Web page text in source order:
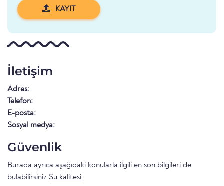
KAYIT
İletişim
Adres:
Telefon:
E-posta:
Sosyal medya:
Güvenlik
Burada ayrıca aşağıdaki konularla ilgili en son bilgileri de
bulabilirsiniz Su kalitesi.